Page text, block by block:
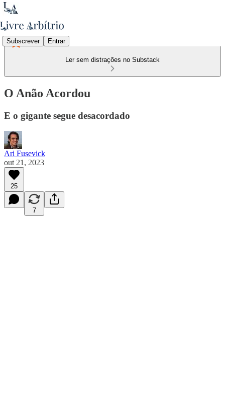
Subscrever Entrar
Ler sem distrações no Substack
O Anão Acordou
E o gigante segue desacordado
Ari Fusevick
out 21, 2023
25
7